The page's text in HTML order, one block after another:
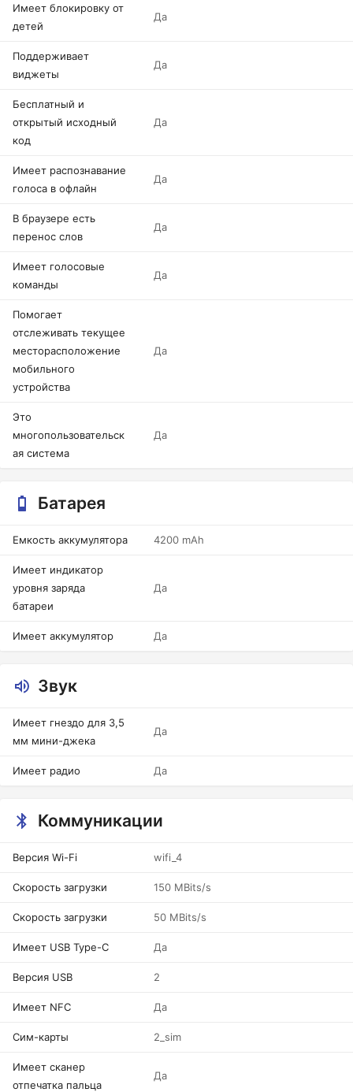
Имеет блокировку от
детей
Да
Поддерживает
виджеты
Да
Бесплатный и
открытый исходный
код
Да
Имеет распознавание
голоса в офлайн
Да
В браузере есть
перенос слов
Да
Имеет голосовые
команды
Да
Помогает
отслеживать текущее
месторасположение
мобильного
устройства
Да
Это
многопользовательск
ая система
Да
Батарея
Емкость аккумулятора 4200 mAh
Имеет индикатор
уровня заряда
батареи
Да
Имеет аккумулятор Да
Звук
Имеет гнездо для 3,5
мм мини-джека
Да
Имеет радио Да
Коммуникации
Версия Wi-Fi wifi_4
Скорость загрузки 150 MBits/s
Скорость загрузки 50 MBits/s
Имеет USB Type-C Да
Версия USB 2
Имеет NFC Да
Сим-карты 2_sim
Имеет сканер
отпечатка пальца
Да